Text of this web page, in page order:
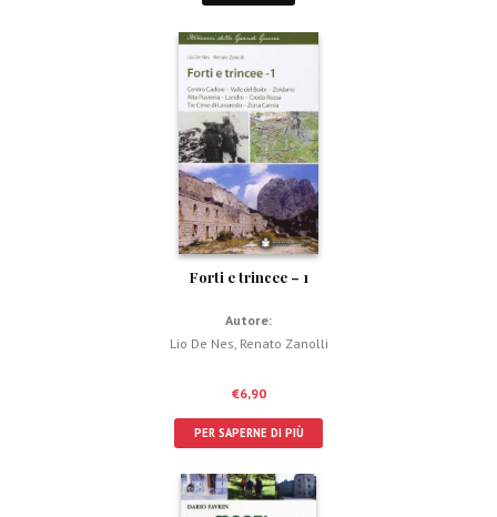
Forti e trincee – 1
Autore:
Lio De Nes Renato Zanolli
€6,90
PER SAPERNE DI PIÙ